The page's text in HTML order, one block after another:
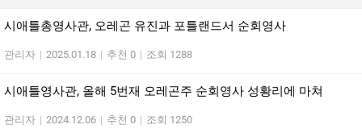
시애틀총영사관, 오레곤 유진과 포틀랜드서 순회영사
관리자 | 2025.01.18 | 추천 0 | 조회 1288
시애틀영사관, 올해 5번재 오레곤주 순회영사 성황리에 마쳐
관리자 | 2024.12.06 | 추천 0 | 조회 1250